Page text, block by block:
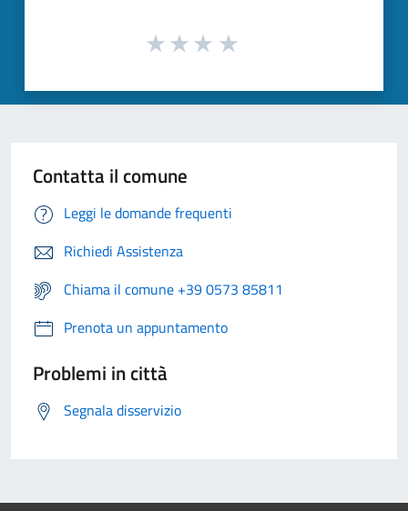
Contatta il comune
Leggi le domande frequenti
Richiedi Assistenza
Chiama il comune +39 0573 85811
Prenota un appuntamento
Problemi in città
Segnala disservizio